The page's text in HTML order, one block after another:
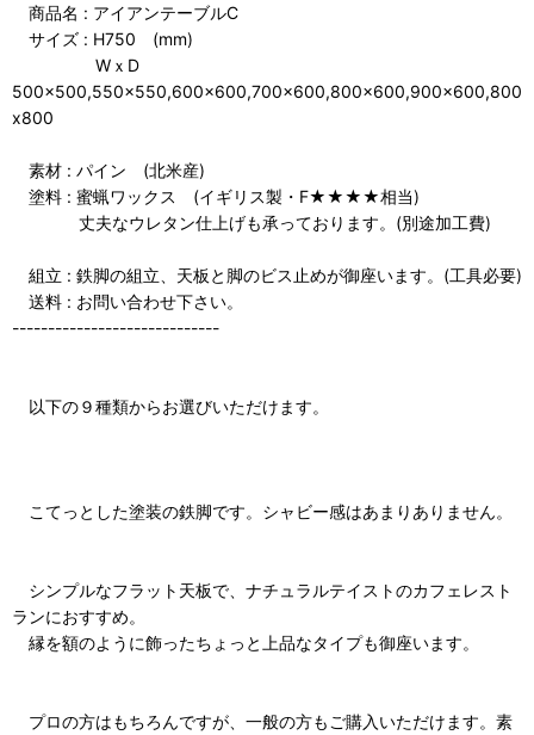
商品名 : アイアンテーブルC
サイズ : H750 (mm)
WｘD
500x500,550x550,600x600,700x600,800x600,900x600,800
x800
素材 : パイン (北米産)
塗料 : 蜜蝋ワックス (イギリス製・F★★★★相当)
丈夫なウレタン仕上げも承っております。(別途加工費)
組立 : 鉄脚の組立、天板と脚のビス止めが御座います。(工具必要)
送料 : お問い合わせ下さい。
-----------------------------
以下の９種類からお選びいただけます。
こてっとした塗装の鉄脚です。シャビー感はあまりありません。
シンプルなフラット天板で、ナチュラルテイストのカフェレスト
ランにおすすめ。
縁を額のように飾ったちょっと上品なタイプも御座います。
プロの方はもちろんですが、一般の方もご購入いただけます。素